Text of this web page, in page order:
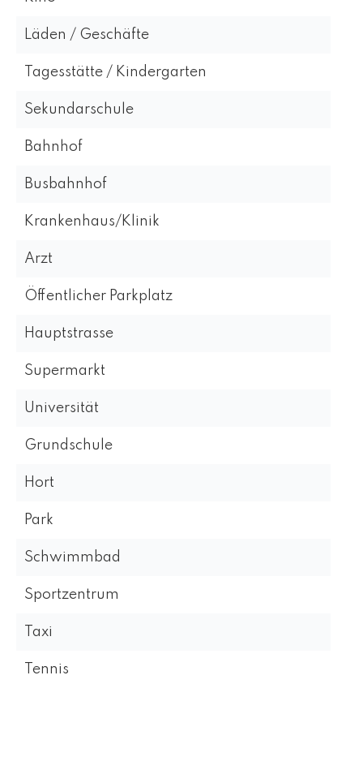
Läden / Geschäfte
Tagesstätte / Kindergarten
Sekundarschule
Bahnhof
Busbahnhof
Krankenhaus/Klinik
Arzt
Öffentlicher Parkplatz
Hauptstrasse
Supermarkt
Universität
Grundschule
Hort
Park
Schwimmbad
Sportzentrum
Taxi
Tennis